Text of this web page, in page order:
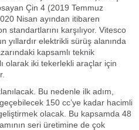
Çin 4 (2019 Temmuz
Nisan ayından itibaren
standartlarını karşılıyor. Vitesco
yıllardır elektrikli sürüş alanında
kapsamlı teknik
olarak iki tekerlekli araçlar için
Bu nedenle ilk adım,
150 cc’ye kadar hacimli
olacak. Bu kapsamda 48
seri üretimine de çok